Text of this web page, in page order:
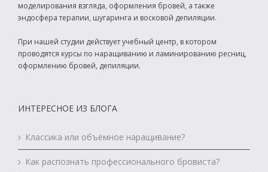
моделирования взгляда, оформления бровей, а также
эндосфера терапии, шугаринга и восковой депиляции.
При нашей студии действует учебный центр, в котором
проводятся курсы по наращиванию и ламинированию ресниц,
оформлению бровей, депиляции.
ИНТЕРЕСНОЕ ИЗ БЛОГА
Классика или объёмное наращивание?
Как распознать профессионального бровиста?